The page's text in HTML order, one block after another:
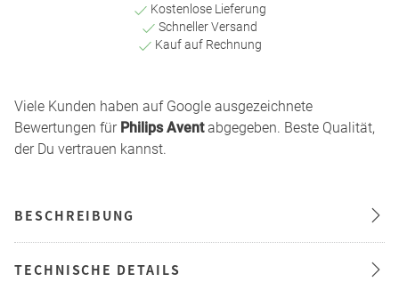
Kostenlose Lieferung
Schneller Versand
Kauf auf Rechnung
Viele Kunden haben auf Google ausgezeichnete
Bewertungen für Philips Aventabgegeben. Beste Qualität,
der Du vertrauen kannst.
BESCHREIBUNG
TECHNISCHE DETAILS